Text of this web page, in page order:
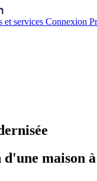
et services Connexion
maison